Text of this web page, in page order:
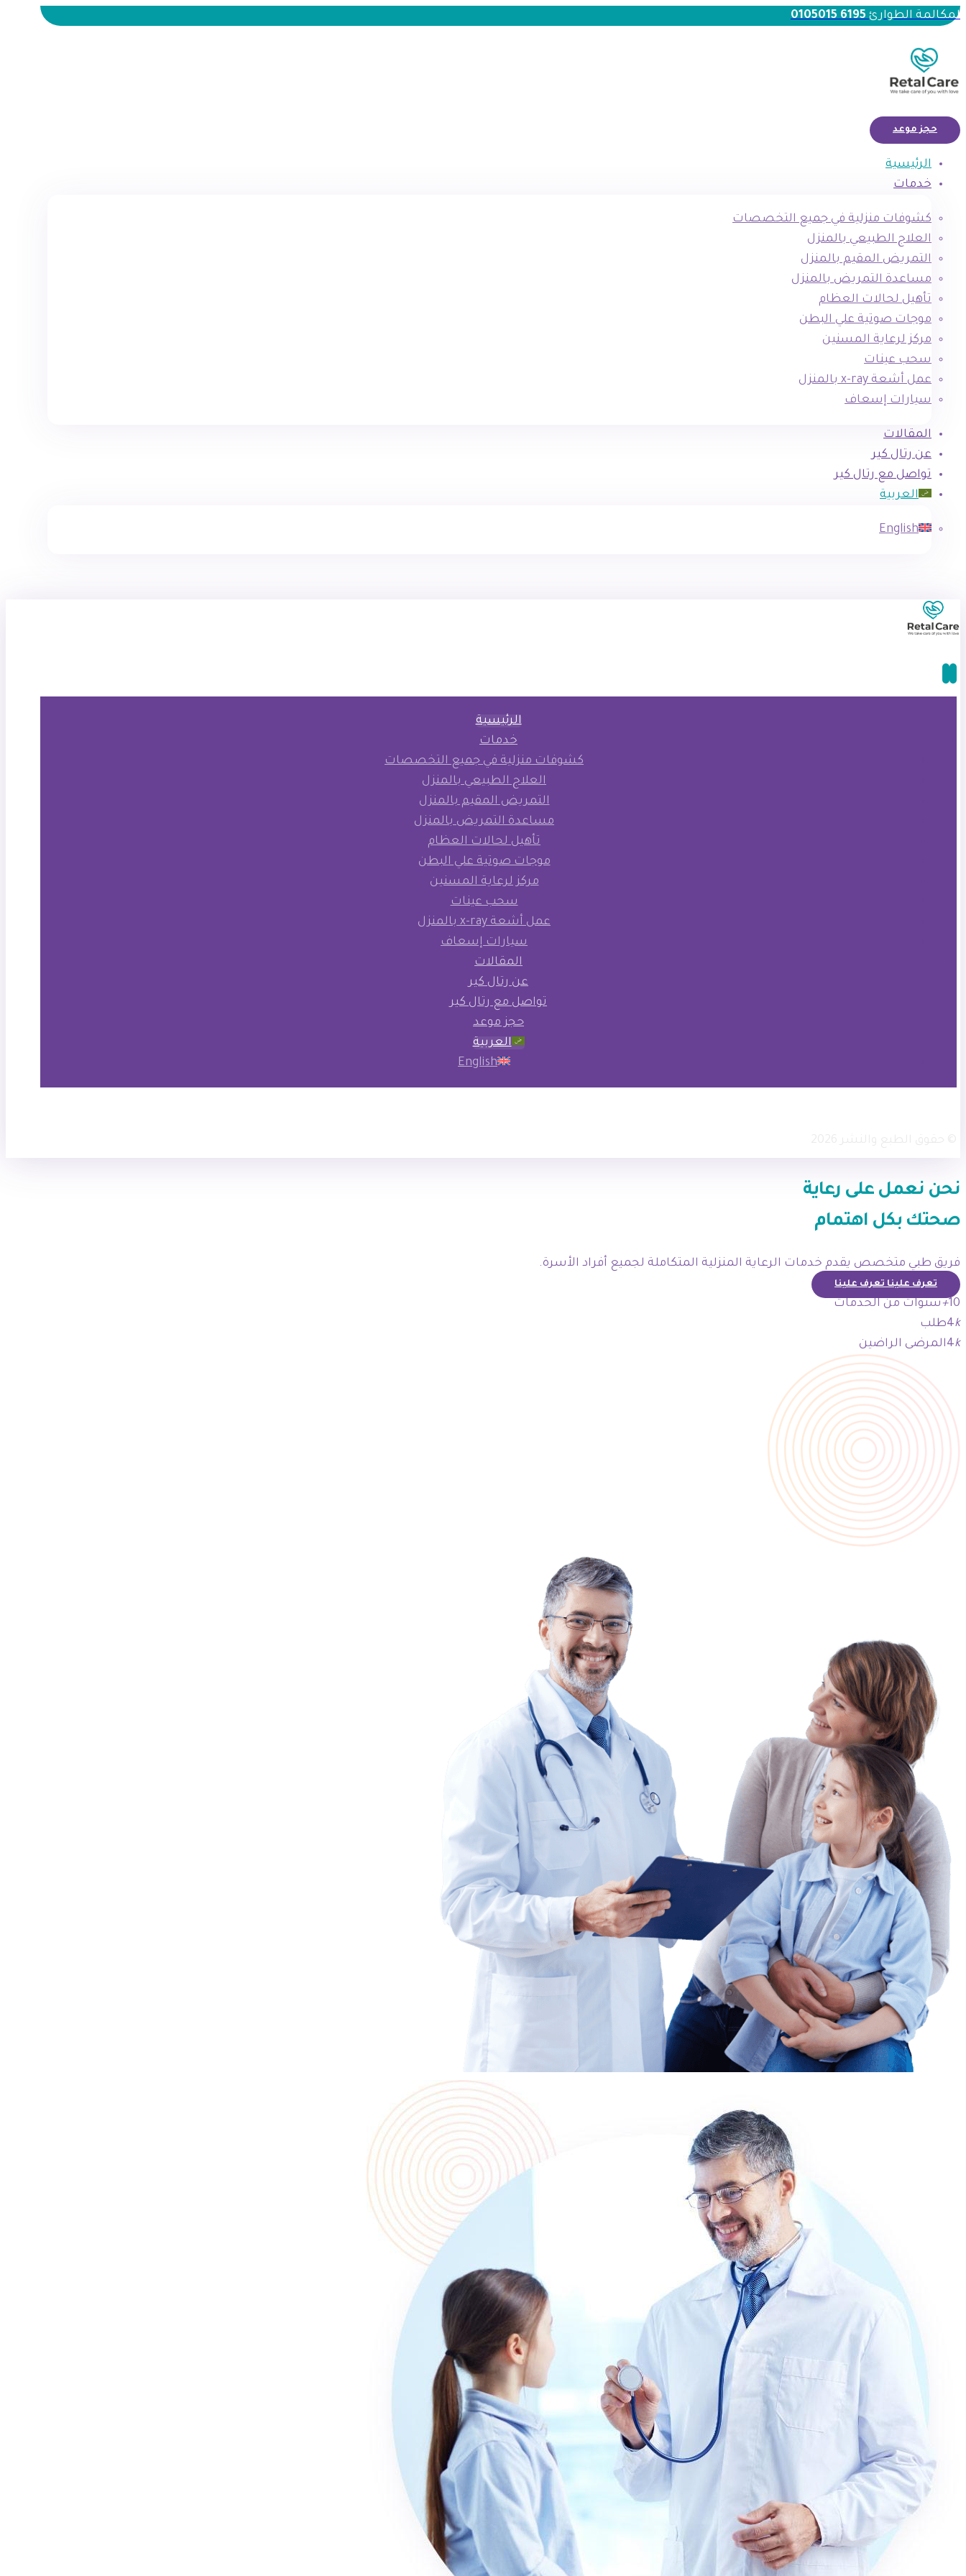
لمكالمة الطوارئ6195 0105015
حجز موعد
الرئيسية
خدمات
كشوفات منزلية في جميع التخصصات
العلاج الطبيعي بالمنزل
التمريض المقيم بالمنزل
مساعدة التمريض بالمنزل
تأهيل لحالات العظام
موجات صوتية علي البطن
مركز لرعاية المسنين
سحب عينات
عمل أشعة x-ray بالمنزل
سيارات إسعاف
المقالات
عن رتال كير
تواصل مع رتال كير
العربية
English
الرئيسية
خدمات
كشوفات منزلية في جميع التخصصات
العلاج الطبيعي بالمنزل
التمريض المقيم بالمنزل
مساعدة التمريض بالمنزل
تأهيل لحالات العظام
موجات صوتية علي البطن
مركز لرعاية المسنين
سحب عينات
عمل أشعة x-ray بالمنزل
سيارات إسعاف
المقالات
عن رتال كير
تواصل مع رتال كير
حجز موعد
العربية
English
نحن نعمل على رعاية
صحتك بكل اهتمام
فريق طبي متخصص يقدم خدمات الرعاية المنزلية المتكاملة لجميع أفراد الأسرة.
تعرف عليناتعرف علينا
10
+ سنوات من الخدمات
4k
طلب
4k المرضى الراضين